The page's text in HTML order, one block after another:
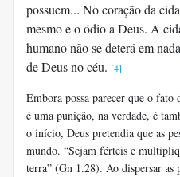
possuem... No coração da
mesmo e o ódio a Deus. A
humano não se deterá em
de Deus no céu. [4]
Embora possa parecer que o fato
é uma punição, na verdade, é
o início, Deus pretendia que as
mundo. “Sejam férteis e
terra” (Gn 1.28). Ao dispersar as